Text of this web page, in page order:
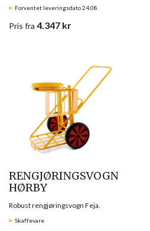
Forventet leveringsdato 24.08
Pris fra 4.347 kr
RENGJØRINGSVOGN
HØRBY
Skaffevare
Robust rengjøringsvogn Feja.